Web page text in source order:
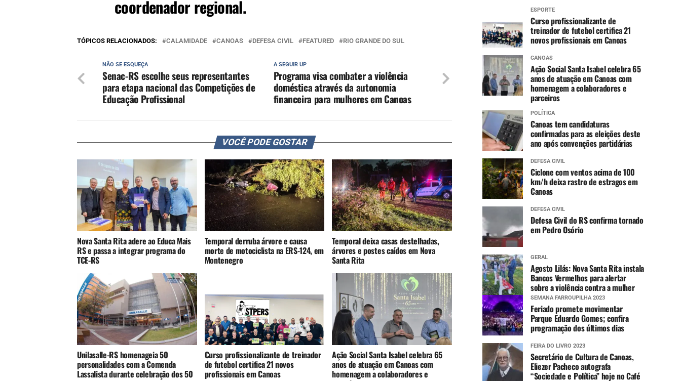
coordenador regional.
TÓPICOS RELACIONADOS: CALAMIDADE CANOAS DEFESA CIVIL FEATURED RIO GRANDE DO SUL
A SEGUIR UP
Programa visa combater a violência
doméstica através da autonomia
financeira para mulheres em Canoas
NÃO SE ESQUEÇA
Senac-RS escolhe seus representantes
para etapa nacional das Competições de
Educação Profissional
VOCÊ PODE GOSTAR
Nova Santa Rita adere ao Educa Mais
RS e passa a integrar programa do
TCE-RS
Temporal derruba árvore e causa
morte de motociclista na ERS-124, em
Montenegro
Temporal deixa casas destelhadas,
árvores e postes caídos em Nova
Santa Rita
Unilasalle-RS homenageia 50
personalidades com a Comenda
Lassalista durante celebração dos 50
Curso profissionalizante de treinador
de futebol certifica 21 novos
profissionais em Canoas
Ação Social Santa Isabel celebra 65
anos de atuação em Canoas com
homenagem a colaboradores e
ESPORTE
Curso profissionalizante de
treinador de futebol certifica 21
novos profissionais em Canoas
CANOAS
Ação Social Santa Isabel celebra 65
anos de atuação em Canoas com
homenagem a colaboradores e
parceiros
POLÍTICA
Canoas tem candidaturas
confirmadas para as eleições deste
ano após convenções partidárias
DEFESA CIVIL
Ciclone com ventos acima de 100
km/h deixa rastro de estragos em
Canoas
DEFESA CIVIL
Defesa Civil do RS confirma tornado
em Pedro Osório
GERAL
Agosto Lilás: Nova Santa Rita instala
Bancos Vermelhos para alertar
sobre a violência contra a mulher
SEMANA FARROUPILHA 2023
Feriado promete movimentar
Parque Eduardo Gomes; confira
programação dos últimos dias
FEIRA DO LIVRO 2023
Secretário de Cultura de Canoas,
Eliezer Pacheco autografa
“Sociedade e Política” hoje no Café